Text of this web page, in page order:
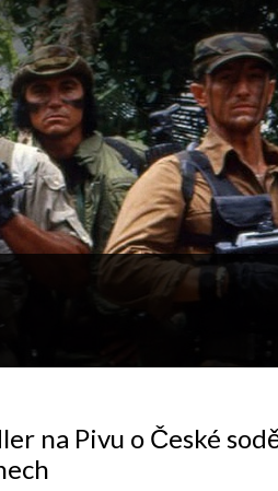
na Pivu o České